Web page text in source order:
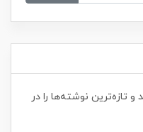
تازه‌ترین نوشته‌ها را در